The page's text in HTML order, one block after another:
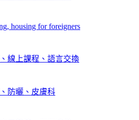
housing for foreigners
線上課程、語言交換
防曬、皮膚科